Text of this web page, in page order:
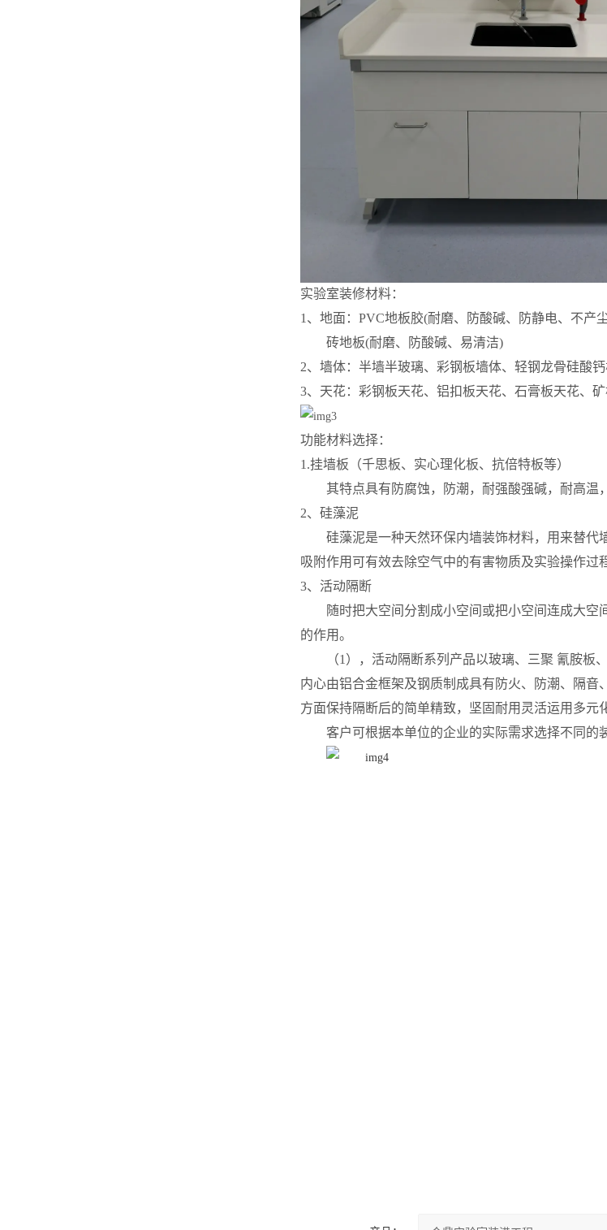
实验室装修材料：
1、地面：PVC地板胶(耐磨、防酸碱、防静电、不产
砖地板(耐磨、防酸碱、易清洁)
2、墙体： 半墙半玻璃、彩钢板墙体、轻钢龙骨硅酸
3、天花：彩钢板天花、铝扣板天花、石膏板天花、
功能材料选择：
1.挂墙板（千思板、实心理化板、抗倍特板等）
其特点具有防腐蚀，防潮，耐强酸强碱，耐高温
2、硅藻泥
硅藻泥是一种天然环保内墙装饰材料，用来替代
吸附作用可有效去除空气中的有害物质及实验操作过
3、活动隔断
随时把大空间分割成小空间或把小空间连成大空
的作用。
（1），活动隔断系列产品以玻璃、三聚 氰胺板、
内心由铝合金框架及钢质制成具有防火、防潮、隔
方面保持隔断后的简单精致，坚固耐用灵活运用多元
客户可根据本单位的企业的实际需求选择不同的